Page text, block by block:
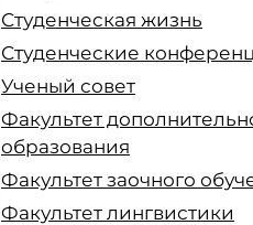
Студенческая жизнь
Студенческие
Ученый совет
Факультет
образования
Факультет заочного
Факультет лингвистики